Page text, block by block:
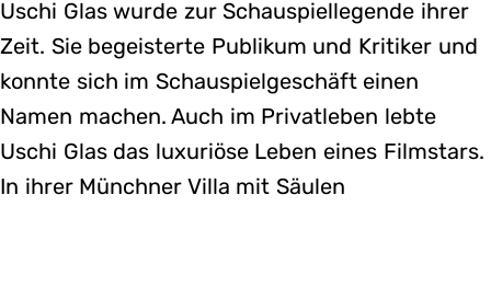
Uschi Glas wurde zur Schauspiellegende ihrer
Zeit. Sie begeisterte Publikum und Kritiker und
konnte sich im Schauspielgeschäft einen
Namen machen. Auch im Privatleben lebte
Uschi Glas das luxuriöse Leben eines Filmstars.
In ihrer Münchner Villa mit Säulen